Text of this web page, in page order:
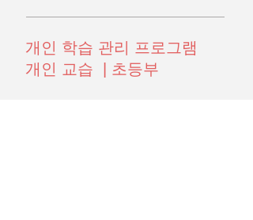
개인 학습 관리 프로그램
개인 교습 | 초등부